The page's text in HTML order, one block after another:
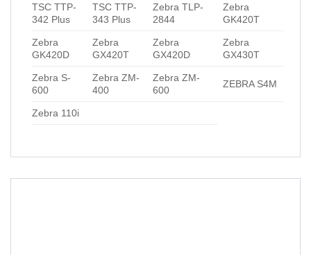
TSC TTP-
342 Plus
TSC TTP-
343 Plus
Zebra TLP-
2844
Zebra
GK420T
Zebra
GK420D
Zebra
GX420T
Zebra
GX420D
Zebra
GX430T
Zebra S-
600
Zebra ZM-
400
Zebra ZM-
600
ZEBRA S4M
Zebra 110i